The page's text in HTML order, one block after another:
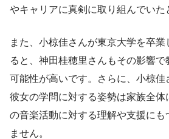
やキャリアに真剣に取り組んでいた
また、小椋佳さんが東京大学を卒業
ると、神田桂穂里さんもその影響で
可能性が高いです。さらに、小椋佳
彼女の学問に対する姿勢は家族全体
の音楽活動に対する理解や支援に
ません。